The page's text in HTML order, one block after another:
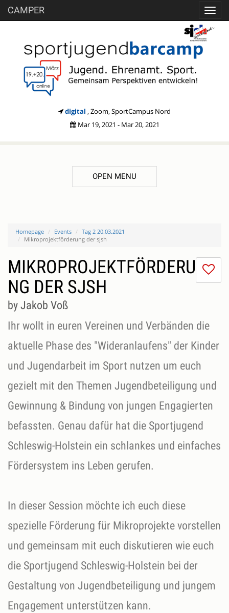
CAMPER
digital , Zoom, SportCampus Nord
Mar 19, 2021 - Mar 20, 2021
OPEN MENU
Homepage Events
Tag 2 20.03.2021
Mikroprojektförderung der sjsh
I
MIKROPROJEKTFÖRDERU
NG DER SJSH
by Jakob Voß
Ihr wollt in euren Vereinen und Verbänden die
aktuelle Phase des "Wideranlaufens" der Kinder
und Jugendarbeit im Sport nutzen um euch
gezielt mit den Themen Jugendbeteiligung und
Gewinnung & Bindung von jungen Engagierten
befassten. Genau dafür hat die Sportjugend
Schleswig-Holstein ein schlankes und einfaches
Fördersystem ins Leben gerufen.
In dieser Session möchte ich euch diese
spezielle Förderung für Mikroprojekte vorstellen
und gemeinsam mit euch diskutieren wie euch
die Sportjugend Schleswig-Holstein bei der
Gestaltung von Jugendbeteiligung und jungem
Engagement unterstützen kann.